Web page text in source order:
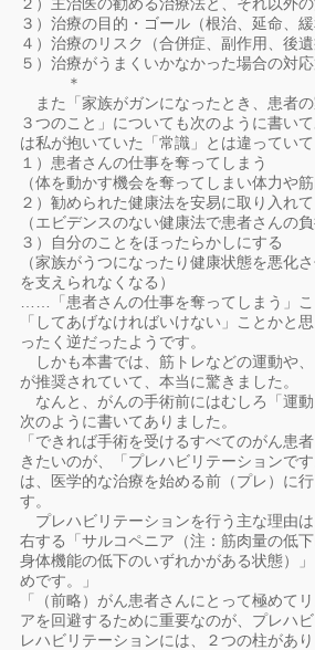
３）治療の目的・ゴール（根治、延命、緩
４）治療のリスク（合併症、副作用、後遺
５）治療がうまくいかなかった場合の対
＊
また「家族がガンになったとき、患者
３つのこと」についても次のように書い
は私が抱いていた「常識」とは違ってい
１）患者さんの仕事を奪ってしまう
（体を動かす機会を奪ってしまい体力や
２）勧められた健康法を安易に取り入れ
（エビデンスのない健康法で患者さんの
３）自分のことをほったらかしにする
（家族がうつになったり健康状態を悪化
を支えられなくなる）
……「患者さんの仕事を奪ってしまう」
「してあげなければいけない」ことかと
ったく逆だったようです。
しかも本書では、筋トレなどの運動や
が推奨されていて、本当に驚きました。
なんと、がんの手術前にはむしろ「運動
次のように書いてありました。
「できれば手術を受けるすべてのがん患
きたいのが、「プレハビリテーションで
は、医学的な治療を始める前（プレ）に
す。
プレハビリテーションを行う主な理由
右する「サルコペニア（注：筋肉量の低
身体機能の低下のいずれかがある状態）
めです。」
「（前略）がん患者さんにとって極めて
アを回避するために重要なのが、プレハ
レハビリテーションには、２つの柱があ